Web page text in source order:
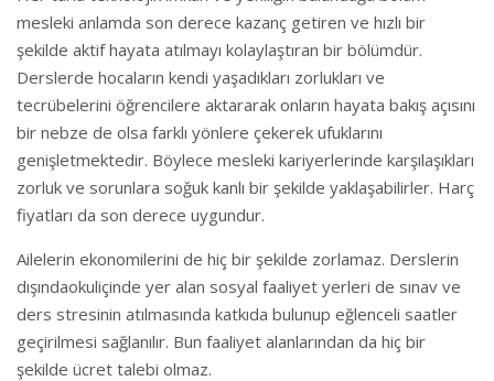
mesleki anlamda son derece kazanç getiren ve hızlı bir
şekilde aktif hayata atılmayı kolaylaştıran bir bölümdür.
Derslerde hocaların kendi yaşadıkları zorlukları ve
tecrübelerini öğrencilere aktararak onların hayata bakış açısını
bir nebze de olsa farklı yönlere çekerek ufuklarını
genişletmektedir. Böylece mesleki kariyerlerinde karşılaşıkları
zorluk ve sorunlara soğuk kanlı bir şekilde yaklaşabilirler. Harç
fiyatları da son derece uygundur.
Ailelerin ekonomilerini de hiç bir şekilde zorlamaz. Derslerin
dışındaokuliçinde yer alan sosyal faaliyet yerleri de sınav ve
ders stresinin atılmasında katkıda bulunup eğlenceli saatler
geçirilmesi sağlanılır. Bun faaliyet alanlarından da hiç bir
şekilde ücret talebi olmaz.